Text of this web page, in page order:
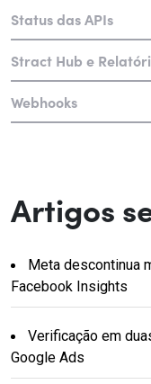
Status das APIs
Stract Hub e
Webhooks
Artigos
Meta descontinua
Facebook Insights
Verificação em
Google Ads